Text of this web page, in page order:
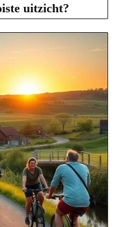
uitzicht?